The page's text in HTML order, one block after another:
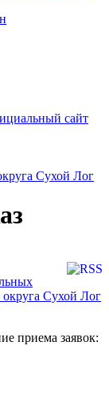
сайт
Сухой Лог
округа Сухой Лог
приема заявок: